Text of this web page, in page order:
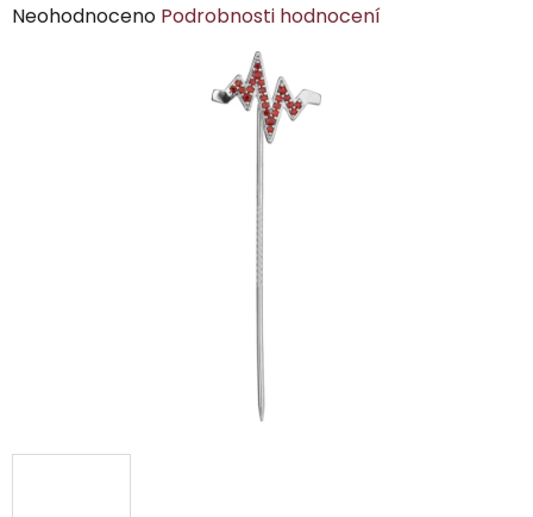
Průměrné
Neohodnoceno Podrobnosti hodnocení